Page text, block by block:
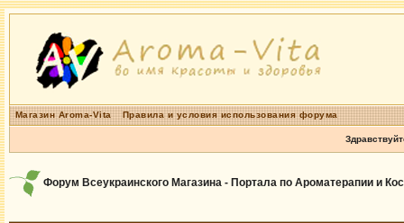
Магазин Aroma-Vita Правила и условия использования форума
Форум Всеукраинского Магазина - Портала по Ароматерапии и